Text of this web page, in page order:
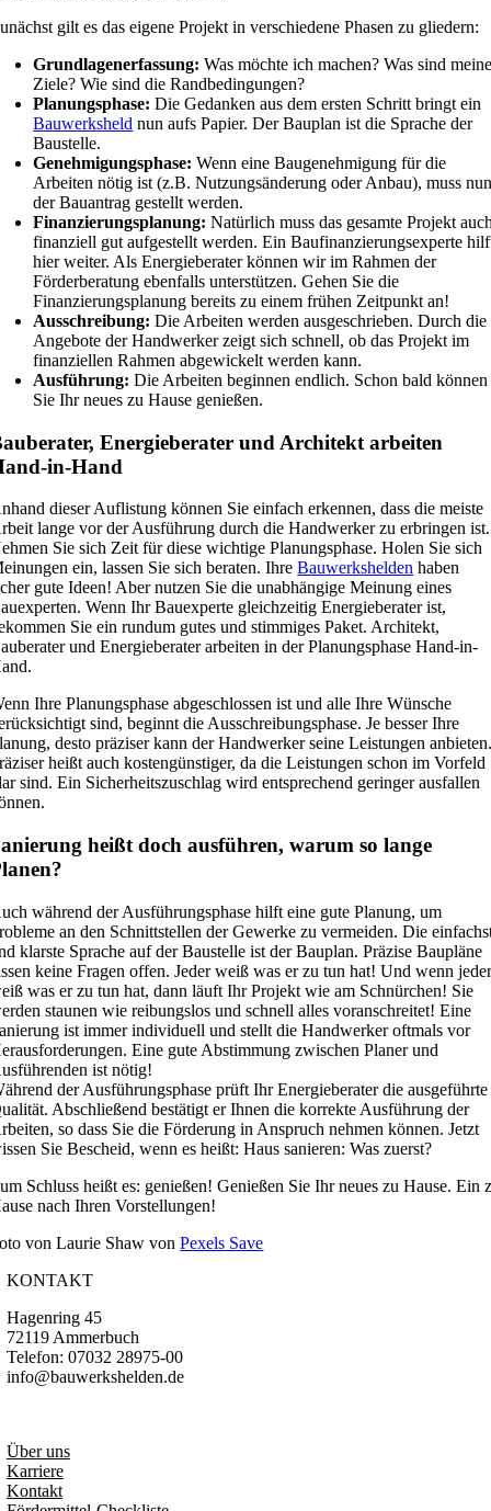
gilt es das eigene Projekt in verschiedene Phasen zu gliedern:
Grundlagenerfassung: Was möchte ich machen? Was sind
Ziele? Wie sind die Randbedingungen?
Planungsphase:Die Gedanken aus dem ersten Schritt bringt ein
Bauwerksheld nun aufs Papier. Der Bauplan ist die Sprache der
Baustelle.
Genehmigungsphase: Wenn eine Baugenehmigung für die
Arbeiten nötig ist (z.B. Nutzungsänderung oder Anbau), muss
der Bauantrag gestellt werden.
Finanzierungsplanung: Natürlich muss das gesamte Projekt
finanziell gut aufgestellt werden. Ein Baufinanzierungsexperte
hier weiter. Als Energieberater können wir im Rahmen der
Förderberatung ebenfalls unterstützen. Gehen Sie die
Finanzierungsplanung bereits zu einem frühen Zeitpunkt an!
Ausschreibung: Die Arbeiten werden ausgeschrieben. Durch die
Angebote der Handwerker zeigt sich schnell, ob das Projekt im
finanziellen Rahmen abgewickelt werden kann.
Ausführung: Die Arbeiten beginnen endlich. Schon bald können
Sie Ihr neues zu Hause genießen.
Energieberater und Architekt arbeiten
in-Hand
dieser Auflistung können Sie einfach erkennen, dass die meiste
lange vor der Ausführung durch die Handwerker zu erbringen ist.
Sie sich Zeit für diese wichtige Planungsphase. Holen Sie sich
ein, lassen Sie sich beraten. IhreBauwerkshelden haben
gute Ideen! Aber nutzen Sie die unabhängige Meinung eines
Wenn Ihr Bauexperte gleichzeitig Energieberater ist,
Sie ein rundum gutes und stimmiges Paket. Architekt,
und Energieberater arbeiten in der Planungsphase Hand-in-
Ihre Planungsphase abgeschlossen ist und alle Ihre Wünsche
sind, beginnt die Ausschreibungsphase. Je besser Ihre
desto präziser kann der Handwerker seine Leistungen
heißt auch kostengünstiger, da die Leistungen schon im Vorfeld
sind. Ein Sicherheitszuschlag wird entsprechend geringer ausfallen
heißt doch ausführen, warum so lange
während der Ausführungsphase hilft eine gute Planung, um
an den Schnittstellen der Gewerke zu vermeiden. Die
klarste Sprache auf der Baustelle ist der Bauplan. Präzise Baupläne
keine Fragen offen. Jeder weiß was er zu tun hat! Und wenn
was er zu tun hat, dann läuft Ihr Projekt wie am Schnürchen! Sie
staunen wie reibungslos und schnell alles voranschreitet! Eine
ist immer individuell und stellt die Handwerker oftmals vor
Eine gute Abstimmung zwischen Planer und
ist nötig!
der Ausführungsphase prüft Ihr Energieberater die ausgeführte
Abschließend bestätigt er Ihnen die korrekte Ausführung der
so dass Sie die Förderung in Anspruch nehmen können. Jetzt
Sie Bescheid, wenn es heißt: Haus sanieren: Was zuerst?
Schluss heißt es: genießen! Genießen Sie Ihr neues zu Hause. Ein
nach Ihren Vorstellungen!
von Laurie Shaw vonPexels Save
KONTAKT
Hagenring 45
72119 Ammerbuch
Telefon: 07032 28975-00
info@bauwerkshelden.de
Über uns
Karriere
Kontakt